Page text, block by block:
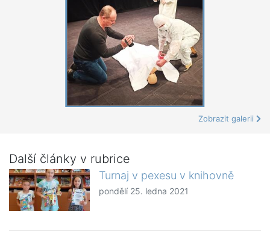
Zobrazit galerii
Další články v rubrice
Turnaj v pexesu v knihovně
pondělí 25. ledna 2021